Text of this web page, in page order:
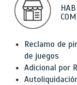
Reclamo de
de juegos
Adicional por